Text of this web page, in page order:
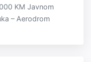
KM Javnom
– Aerodrom